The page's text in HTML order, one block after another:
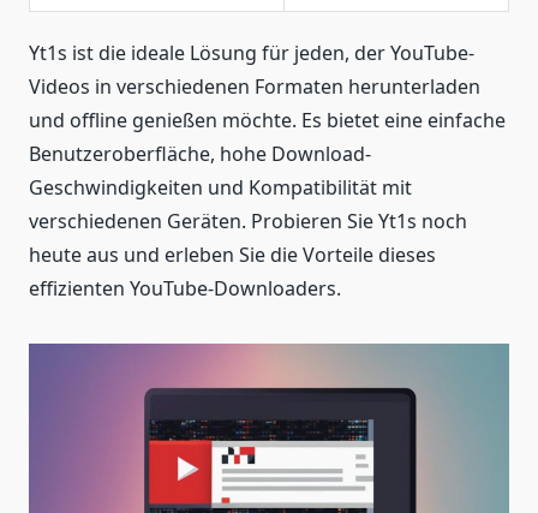
Yt1s ist die ideale Lösung für jeden, der YouTube-
Videos in verschiedenen Formaten herunterladen
und offline genießen möchte. Es bietet eine einfache
Benutzeroberfläche, hohe Download-
Geschwindigkeiten und Kompatibilität mit
verschiedenen Geräten. Probieren Sie Yt1s noch
heute aus und erleben Sie die Vorteile dieses
effizienten YouTube-Downloaders.